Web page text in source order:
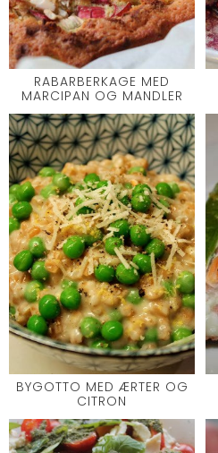
RABARBERKAGE MED
MARCIPAN OG MANDLER
BYGOTTO MED ÆRTER OG
CITRON